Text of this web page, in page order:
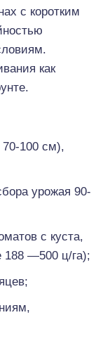
с коротким
как
70-100 см),
урожая 90-
с куста,
188 —500 ц/га);